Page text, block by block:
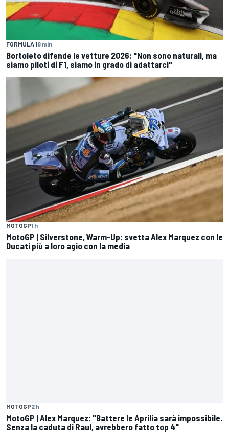
FORMULA 18 min
Bortoleto difende le vetture 2026: "Non sono naturali, ma
siamo piloti di F1, siamo in grado di adattarci"
MOTOGP1 h
MotoGP | Silverstone, Warm-Up: svetta Alex Marquez con le
Ducati più a loro agio con la media
MOTOGP2 h
MotoGP | Alex Marquez: "Battere le Aprilia sarà impossibile.
Senza la caduta di Raul, avrebbero fatto top 4"